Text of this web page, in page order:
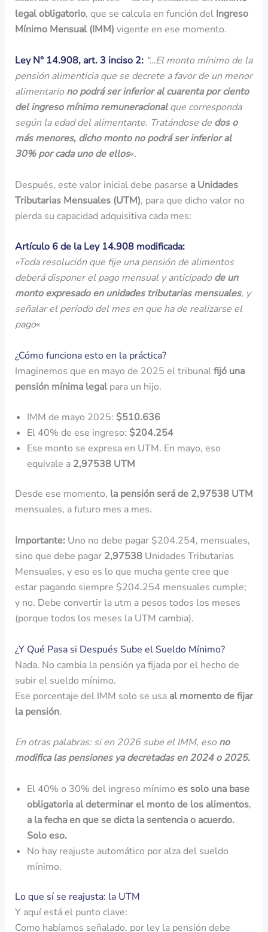
legal obligatorio, que se calcula en función del Ingreso
Mínimo Mensual (IMM) vigente en ese momento.
Ley N° 14.908, art. 3 inciso 2: “…El monto mínimo de la
pensión alimenticia que se decrete a favor de un menor
alimentariono podrá ser inferior al cuarenta por ciento
del ingreso mínimo remuneracionalque corresponda
según la edad del alimentante. Tratándose de dos o
más menores, dicho monto no podrá ser inferior al
30% por cada uno de ellos«.
Después, este valor inicial debe pasarse a Unidades
Tributarias Mensuales (UTM), para que dicho valor no
pierda su capacidad adquisitiva cada mes:
Artículo 6 de la Ley 14.908 modificada:
«Toda resolución que fije una pensión de alimentos
deberá disponer el pago mensual y anticipadode un
monto expresado en unidades tributarias mensuales, y
señalar el período del mes en que ha de realizarse el
pago«
¿Cómo funciona esto en la práctica?
Imaginemos que en mayo de 2025 el tribunalfijó una
pensión mínima legalpara un hijo.
IMM de mayo 2025: $510.636
El 40% de ese ingreso: $204.254
Ese monto se expresa en UTM. En mayo, eso
equivale a 2,97538 UTM
Desde ese momento, la pensión será de 2,97538 UTM
mensuales, a futuro mes a mes.
Importante:Uno no debe pagar $204.254, mensuales,
sino que debe pagar 2,97538Unidades Tributarias
Mensuales, y eso es lo que mucha gente cree que
estar pagando siempre $204.254 mensuales cumple;
y no. Debe convertir la utm a pesos todos los meses
(porque todos los meses la UTM cambia).
¿Y Qué Pasa si Después Sube el Sueldo Mínimo?
Nada. No cambia la pensión ya fijada por el hecho de
subir el sueldo mínimo.
Ese porcentaje del IMM solo se usa al momento de fijar
la pensión.
En otras palabras: si en 2026 sube el IMM, esono
modifica las pensiones ya decretadas en 2024 o 2025.
El 40% o 30% del ingreso mínimo es solo una base
obligatoria al determinar el monto de los alimentos,
a la fecha en que se dicta la sentencia o acuerdo.
Solo eso.
No hay reajuste automático por alza del sueldo
mínimo.
Lo que sí se reajusta: la UTM
Y aquí está el punto clave:
Como habíamos señalado, por ley la pensión debe